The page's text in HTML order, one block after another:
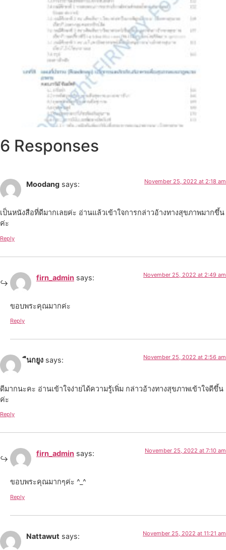
6 Responses
Moodang says: November 25, 2022 at 2:18 am
เป็นหนังสือที่ดีมากเลยค่ะ อ่านแล้วเข้าใจการกล่าวอ้างทางสุขภาพมากขึ้น
ค่ะ
Reply
firn_admin says: November 25, 2022 at 2:49 am
ขอบพระคุณมากค่ะ
Reply
ืนกยูง says: November 25, 2022 at 2:56 am
ดีมากนะคะ อ่านเข้าใจง่ายได้ความรู้เพิ่ม กล่าวอ้างทางสุขภาพเข้าใจดีขึ้น
ค่ะ
Reply
firn_admin says: November 25, 2022 at 7:10 am
ขอบพระคุณมากๆค่ะ ^_^
Reply
Nattawut says: November 25, 2022 at 11:21 am